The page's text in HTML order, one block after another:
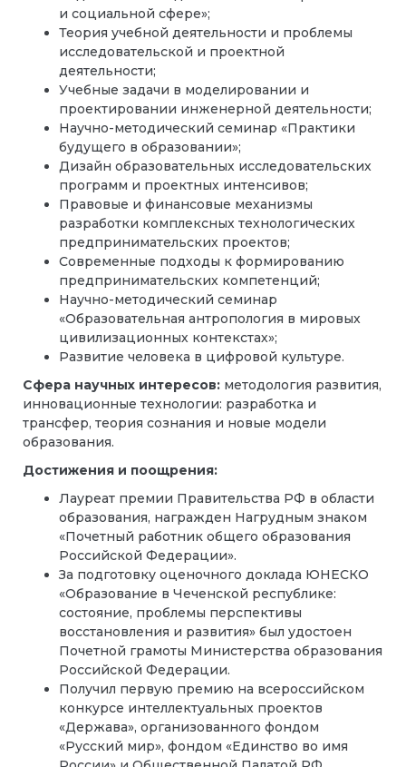
и социальной сфере»;
Теория учебной деятельности и проблемы
исследовательской и проектной
деятельности;
Учебные задачи в моделировании и
проектировании инженерной деятельности;
Научно-методический семинар «Практики
будущего в образовании»;
Дизайн образовательных исследовательских
программ и проектных интенсивов;
Правовые и финансовые механизмы
разработки комплексных технологических
предпринимательских проектов;
Современные подходы к формированию
предпринимательских компетенций;
Научно-методический семинар
«Образовательная антропология в мировых
цивилизационных контекстах»;
Развитие человека в цифровой культуре.
Сфера научных интересов: методология развития,
инновационные технологии: разработка и
трансфер, теория сознания и новые модели
образования.
Достижения и поощрения:
Лауреат премии Правительства РФ в области
образования, награжден Нагрудным знаком
«Почетный работник общего образования
Российской Федерации».
За подготовку оценочного доклада ЮНЕСКО
«Образование в Чеченской республике:
состояние, проблемы перспективы
восстановления и развития» был удостоен
Почетной грамоты Министерства образования
Российской Федерации.
Получил первую премию на всероссийском
конкурсе интеллектуальных проектов
«Держава», организованного фондом
«Русский мир», фондом «Единство во имя